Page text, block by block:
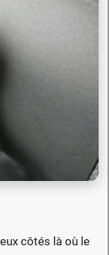
côtés là où le